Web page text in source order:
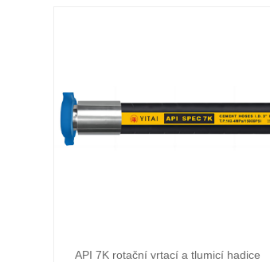
API 7K rotační vrtací a tlumicí hadice